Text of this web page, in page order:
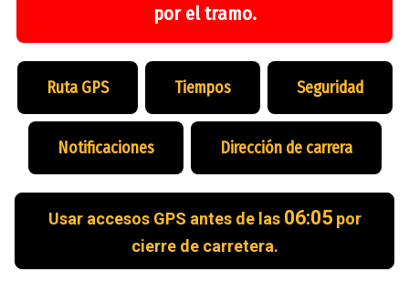
por el tramo.
Ruta GPS Tiempos Seguridad
Notificaciones Dirección de carrera
Usar accesos GPS antes de las 06:05por
cierre de carretera.